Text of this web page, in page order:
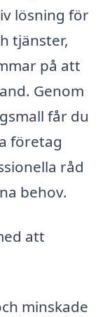
lösning för
tjänster,
på att
Genom
får du
företag
råd
behov.
att
minskade